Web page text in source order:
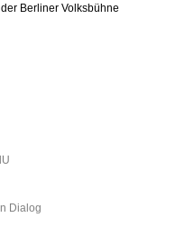
Berliner Volksbühne
Dialog